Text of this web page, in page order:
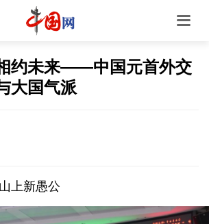
约未来——中国元首外交
大国气派
上新愚公